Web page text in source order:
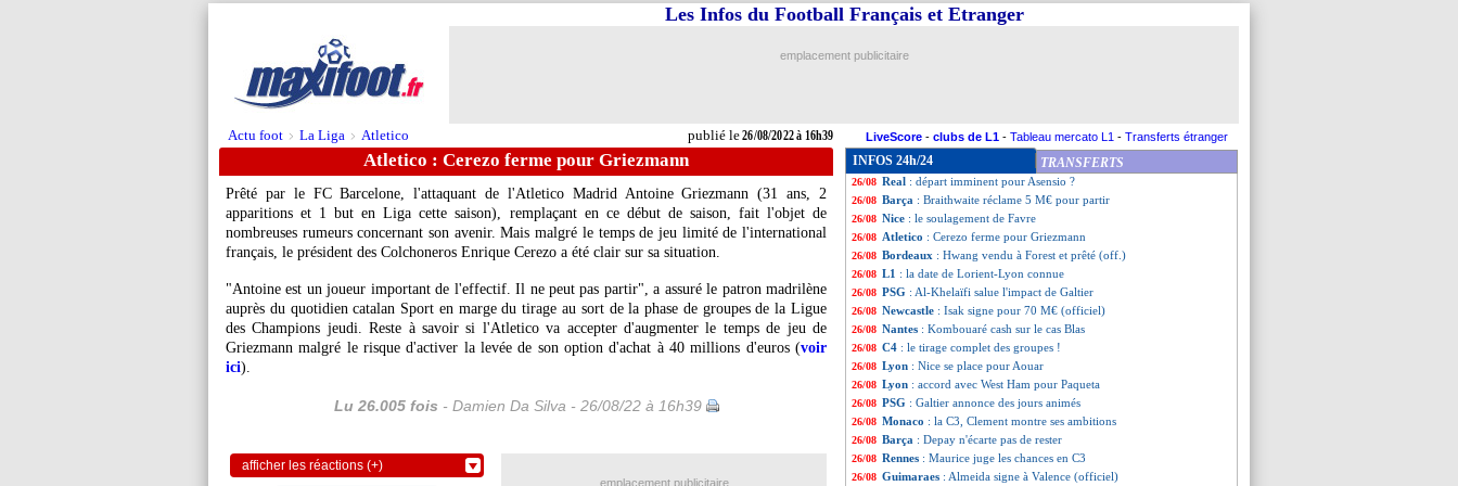
Actu foot > La Liga > Atletico publié le26/08/2022 à 16h39
Les Infos du Football Français et Etranger
emplacement publicitaire
LiveScore - clubs de L1 - Tableau mercato L1 - Transferts étranger
Atletico : Cerezo ferme pour Griezmann
Prêté par le FC Barcelone, l'attaquant de l'Atletico Madrid Antoine Griezmann (31 ans, 2
apparitions et 1 but en Liga cette saison), remplaçant en ce début de saison, fait l'objet de
nombreuses rumeurs concernant son avenir. Mais malgré le temps de jeu limité de l'international
français, le président des Colchoneros Enrique Cerezo a été clair sur sa situation.
"Antoine est un joueur important de l'effectif. Il ne peut pas partir", a assuré le patron madrilène
auprès du quotidien catalan Sport en marge du tirage au sort de la phase de groupes de la Ligue
des Champions jeudi. Reste à savoir si l'Atletico va accepter d'augmenter le temps de jeu de
Griezmann malgré le risque d'activer la levée de son option d'achat à 40 millions d'euros (voir
ici).
Lu 26.005 fois - Damien Da Silva - 26/08/22 à 16h39
afficher les réactions (+)
INFOS 24h/24 TRANSFERTS
26/08 Man Utd: Ronaldo, l'option Sporting de retour
26/08 Atletico
26/08 Brighton : Maupay finalement à Everton
26/08 Leicester: Fofana, Chelsea va offrir 89 M€ !
26/08 Real : départ imminent pour Asensio ?
26/08 Barça : Braithwaite réclame 5 M€ pour partir
26/08 Nice : le soulagement de Favre
26/08 Atletico : Cerezo ferme pour Griezmann
26/08 Bordeaux : Hwang vendu à Forest et prêté (off.)
26/08 L1 : la date de Lorient-Lyon connue
26/08 PSG : Al-Khelaïfi salue l'impact de Galtier
26/08 Newcastle : Isak signe pour 70 M€ (officiel)
26/08 Nantes : Kombouaré cash sur le cas Blas
26/08 C4 : le tirage complet des groupes !
26/08 Lyon : Nice se place pour Aouar
26/08 Lyon : accord avec West Ham pour Paqueta
26/08 PSG : Galtier annonce des jours animés
26/08 Monaco : la C3, Clement montre ses ambitions
26/08 Barça : Depay n'écarte pas de rester
26/08 Rennes : Maurice juge les chances en C3
26/08 Guimaraes : Almeida signe à Valence (officiel)
emplacement publicitaire